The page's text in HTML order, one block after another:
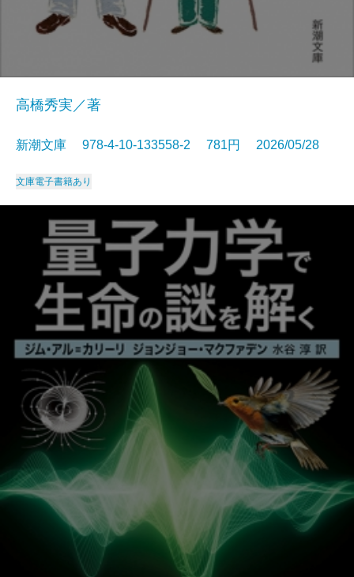
高橋秀実／著
新潮文庫 978-4-10-133558-2 781円 2026/05/28
文庫電子書籍あり